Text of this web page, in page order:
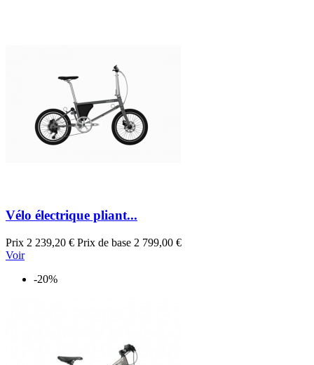
Vélo électrique pliant...
Prix 2 239,20 € Prix de base 2 799,00 €
Voir
-20%